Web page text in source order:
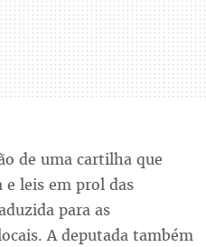
de uma cartilha que
e leis em prol das
para as
A deputada também